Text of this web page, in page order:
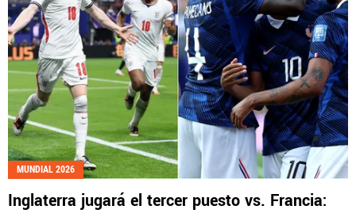
MUNDIAL 2026
Inglaterra jugará el tercer puesto vs. Francia: